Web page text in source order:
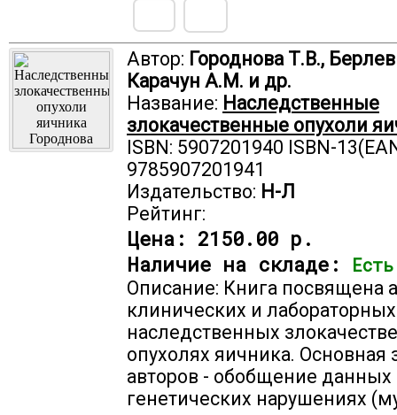
Автор: Городнова Т.В.,
Карачун А.М. и др.
Название: Наследственные
злокачественные опухоли
ISBN: 5907201940 ISBN-
9785907201941
Издательство: Н-Л
Рейтинг:
Цена: 2150.00 р.
Наличие на складе:
Описание: Книга посвящена
клинических и
наследственных
опухолях яичника. Основная
авторов - обобщение данных
генетических нарушениях